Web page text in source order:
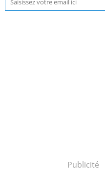
Publicité